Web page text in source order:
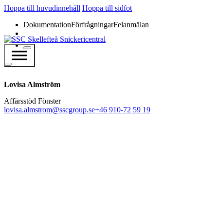
Hoppa till huvudinnehåll Hoppa till sidfot
DokumentationFörfrågningarFelanmälan
Lovisa Almström
Affärsstöd Fönster
lovisa.almstrom@sscgroup.se+46 910-72 59 19